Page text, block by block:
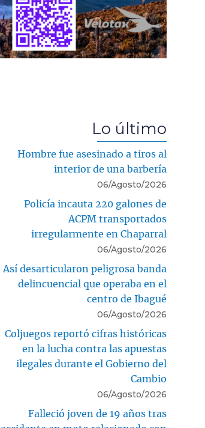
Lo último
Hombre fue asesinado a tiros al
interior de una barbería
06/Agosto/2026
Policía incauta 220 galones de
ACPM transportados
irregularmente en Chaparral
06/Agosto/2026
Así desarticularon peligrosa banda
delincuencial que operaba en el
centro de Ibagué
06/Agosto/2026
Coljuegos reportó cifras históricas
en la lucha contra las apuestas
ilegales durante el Gobierno del
Cambio
06/Agosto/2026
Falleció joven de 19 años tras